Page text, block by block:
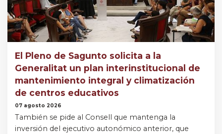
El Pleno de Sagunto solicita a la
Generalitat un plan interinstitucional de
mantenimiento integral y climatización
de centros educativos
07 agosto 2026
También se pide al Consell que mantenga la
inversión del ejecutivo autonómico anterior, que